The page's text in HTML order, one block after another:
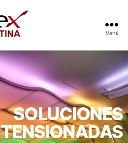
Menú
SOLUCIONES
TENSIONADAS